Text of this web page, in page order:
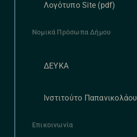
Λογότυπο Site (pdf)
Νομικά Πρόσωπα Δήμου
ΔΕΥΚΑ
Ινστιτούτο Παπανικολάου
Επικοινωνία